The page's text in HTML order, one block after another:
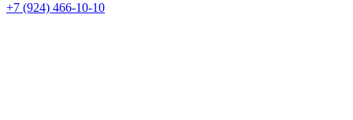
+7 (924) 466-10-10